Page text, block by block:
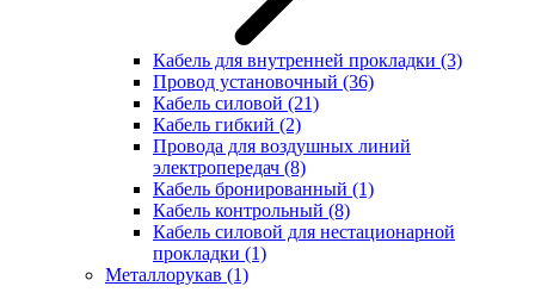
Кабель для внутренней прокладки (3)
Провод установочный (36)
Кабель силовой (21)
Кабель гибкий (2)
Провода для воздушных линий
электропередач (8)
Кабель бронированный (1)
Кабель контрольный (8)
Кабель силовой для нестационарной
прокладки (1)
Металлорукав (1)